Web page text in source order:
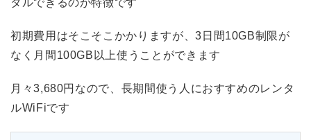
初期費用はそこそこかかりますが、3日間10GB制限が
なく月間100GB以上使うことができます
月々3,680円なので、長期間使う人におすすめのレンタ
ルWiFiです